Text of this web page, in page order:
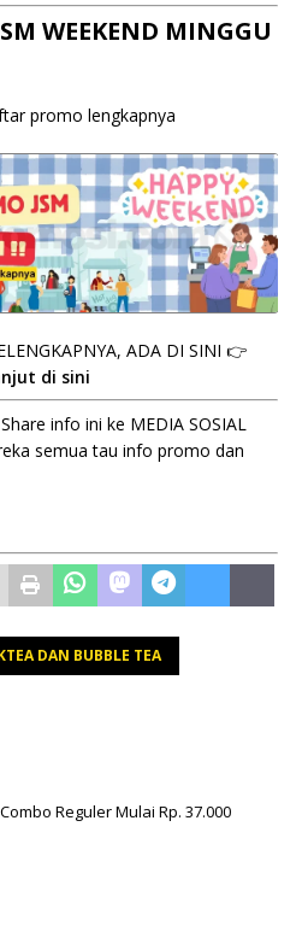
WEEKEND MINGGU
promo lengkapnya
ADA DI SINI 👉
di sini
info ini ke MEDIA SOSIAL
semua tau info promo dan
DAN BUBBLE TEA
Reguler Mulai Rp. 37.000